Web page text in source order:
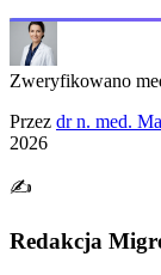
Zweryfikowano
Przez dr n. med.
2026
✍️
Redakcja